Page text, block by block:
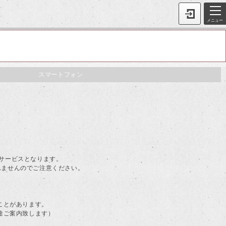
メニュー
スマートフォン
ビスとなります。
せんのでご注意ください。
があります。
案内致します）